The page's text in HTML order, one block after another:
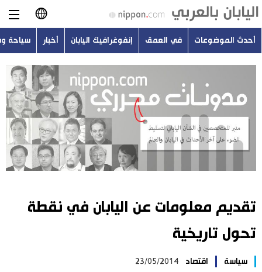
日本語
English
简体字
繁體字
Français
أحدث الموضوعات
في العمق
أخبار
أحدث الموضوعات في العمق إنفوغرافيك اليابان أخبار سياحة
تقديم معلومات عن اليابان في نقطة
تحول تاريخية
سياسة اقتصاد
23/05/2014